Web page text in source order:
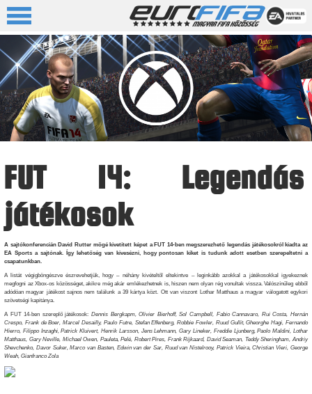
FUT 14: Legendás
játékosok
A sajtókonferencián David Rutter mögé kivetített képet a FUT 14-ben megszerezhető legendás játékosokról kiadta az
EA Sports a sajtónak. Így lehetőség van kivesézni, hogy pontosan kiket is tudunk adott esetben szerepeltetni a
csapatunkban.
A listát végigböngészve észrevehetjük, hogy – néhány kivételtől eltekintve – leginkább azokkal a játékosokkal igyekeznek
megfogni az Xbox-os közösséget, akikre még akár emlékezhetnek is, hiszen nem olyan rég vonultak vissza. Valószínűleg ebből
adódóan magyar játékost sajnos nem találunk a 39 kártya közt. Ott van viszont Lothar Matthaus a magyar válogatott egykori
szövetségi kapitánya.
A FUT 14-ben szereplő játékosok: Dennis Bergkapm, Olivier Bierhoff, Sol Campbell, Fabio Cannavaro, Rui Costa, Hernán
Crespo, Frank de Boer, Marcel Desailly, Paulo Futre, Stefan Effenberg, Robbie Fowler, Ruud Gullit, Gheorghe Hagi, Fernando
Hierro, Filippo Inzaghi, Patrick Kluivert, Henrik Larsson, Jens Lehmann, Gary Lineker, Freddie Ljunberg, Paolo Maldini, Lothar
Matthaus, Gary Neville, Michael Owen, Pauleta, Pelé, Robert Pires, Frank Rijkaard, David Seaman, Teddy Sheringham, Andriy
Shevchenko, Davor Suker, Marco van Basten, Edwin van der Sar, Ruud van Nistelrooy, Patrick Vieira, Christian Vieri, George
Weah, Gianfranco Zola